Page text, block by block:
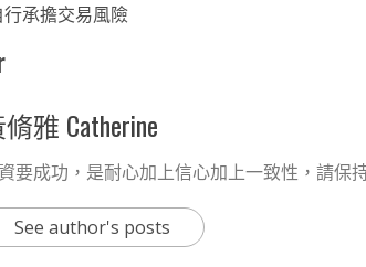
承擔交易風險
雅 Catherine
要成功，是耐心加上信心加上一致性，請保
See author's posts